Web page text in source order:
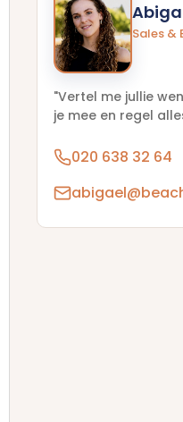
Sales &
"Vertel me jullie
je mee en regel
020 638 32 64